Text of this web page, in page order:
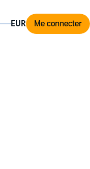
Me connecter